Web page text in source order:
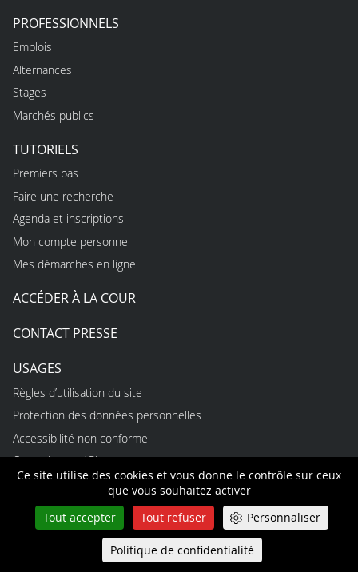
Ce site utilise des cookies et vous donne le contrôle sur ceux
que vous souhaitez activer
Tout accepter
Tout refuser Personnaliser
Politique de confidentialité
PROFESSIONNELS
Emplois
Alternances
Stages
Marchés publics
TUTORIELS
Premiers pas
Faire une recherche
Agenda et inscriptions
Mon compte personnel
Mes démarches en ligne
ACCÉDER À LA COUR
CONTACT PRESSE
USAGES
Règles d’utilisation du site
Protection des données personnelles
Accessibilité non conforme
Open data et API
INFORMATIONS
Optimisez votre expérience utilisateur en vous créant un
compte personnel : gestion de vos notifications et de vos
Queue-Fair